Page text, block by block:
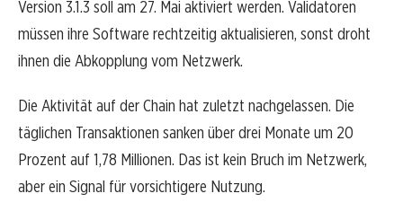
Version 3.1.3 soll am 27. Mai aktiviert werden. Validatoren
müssen ihre Software rechtzeitig aktualisieren, sonst droht
ihnen die Abkopplung vom Netzwerk.
Die Aktivität auf der Chain hat zuletzt nachgelassen. Die
täglichen Transaktionen sanken über drei Monate um 20
Prozent auf 1,78 Millionen. Das ist kein Bruch im Netzwerk,
aber ein Signal für vorsichtigere Nutzung.